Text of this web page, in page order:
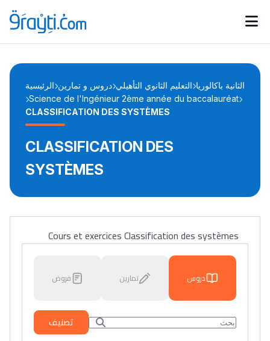
Catégories
d'actualités
Annonces bourses
الرئيسية دروس و تمارين التعليم الثانوي التأهيلي الثانية باكالوريا
Science de l'Ingénieur 2ème année du baccalauréat
CLASSIFICATION DES SYSTÈMES
CLASSIFICATION DES
SYSTÈMES
Cours et exercices Classification des systèmes
دروس تمارين فروض
تصنيف